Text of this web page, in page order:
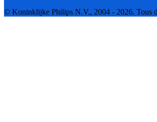
© Koninklijke Philips N.V., 2004 - 2026. Tous